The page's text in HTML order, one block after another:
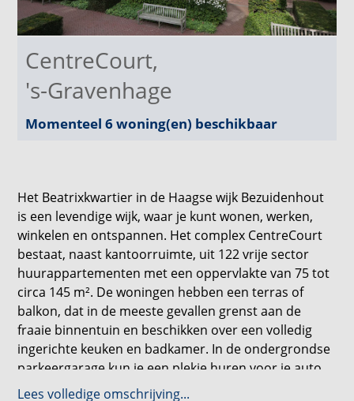
CentreCourt,
's-Gravenhage
Momenteel 6 woning(en) beschikbaar
Het Beatrixkwartier in de Haagse wijk Bezuidenhout
is een levendige wijk, waar je kunt wonen, werken,
winkelen en ontspannen. Het complex CentreCourt
bestaat, naast kantoorruimte, uit 122 vrije sector
huurappartementen met een oppervlakte van 75 tot
circa 145 m². De woningen hebben een terras of
balkon, dat in de meeste gevallen grenst aan de
fraaie binnentuin en beschikken over een volledig
ingerichte keuken en badkamer. In de ondergrondse
parkeergarage kun je een plekje huren voor je auto.
Lees volledige omschrijving...